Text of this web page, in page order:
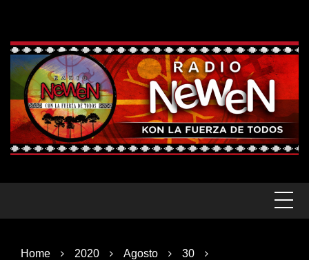
content
Home 2020 Agosto
30